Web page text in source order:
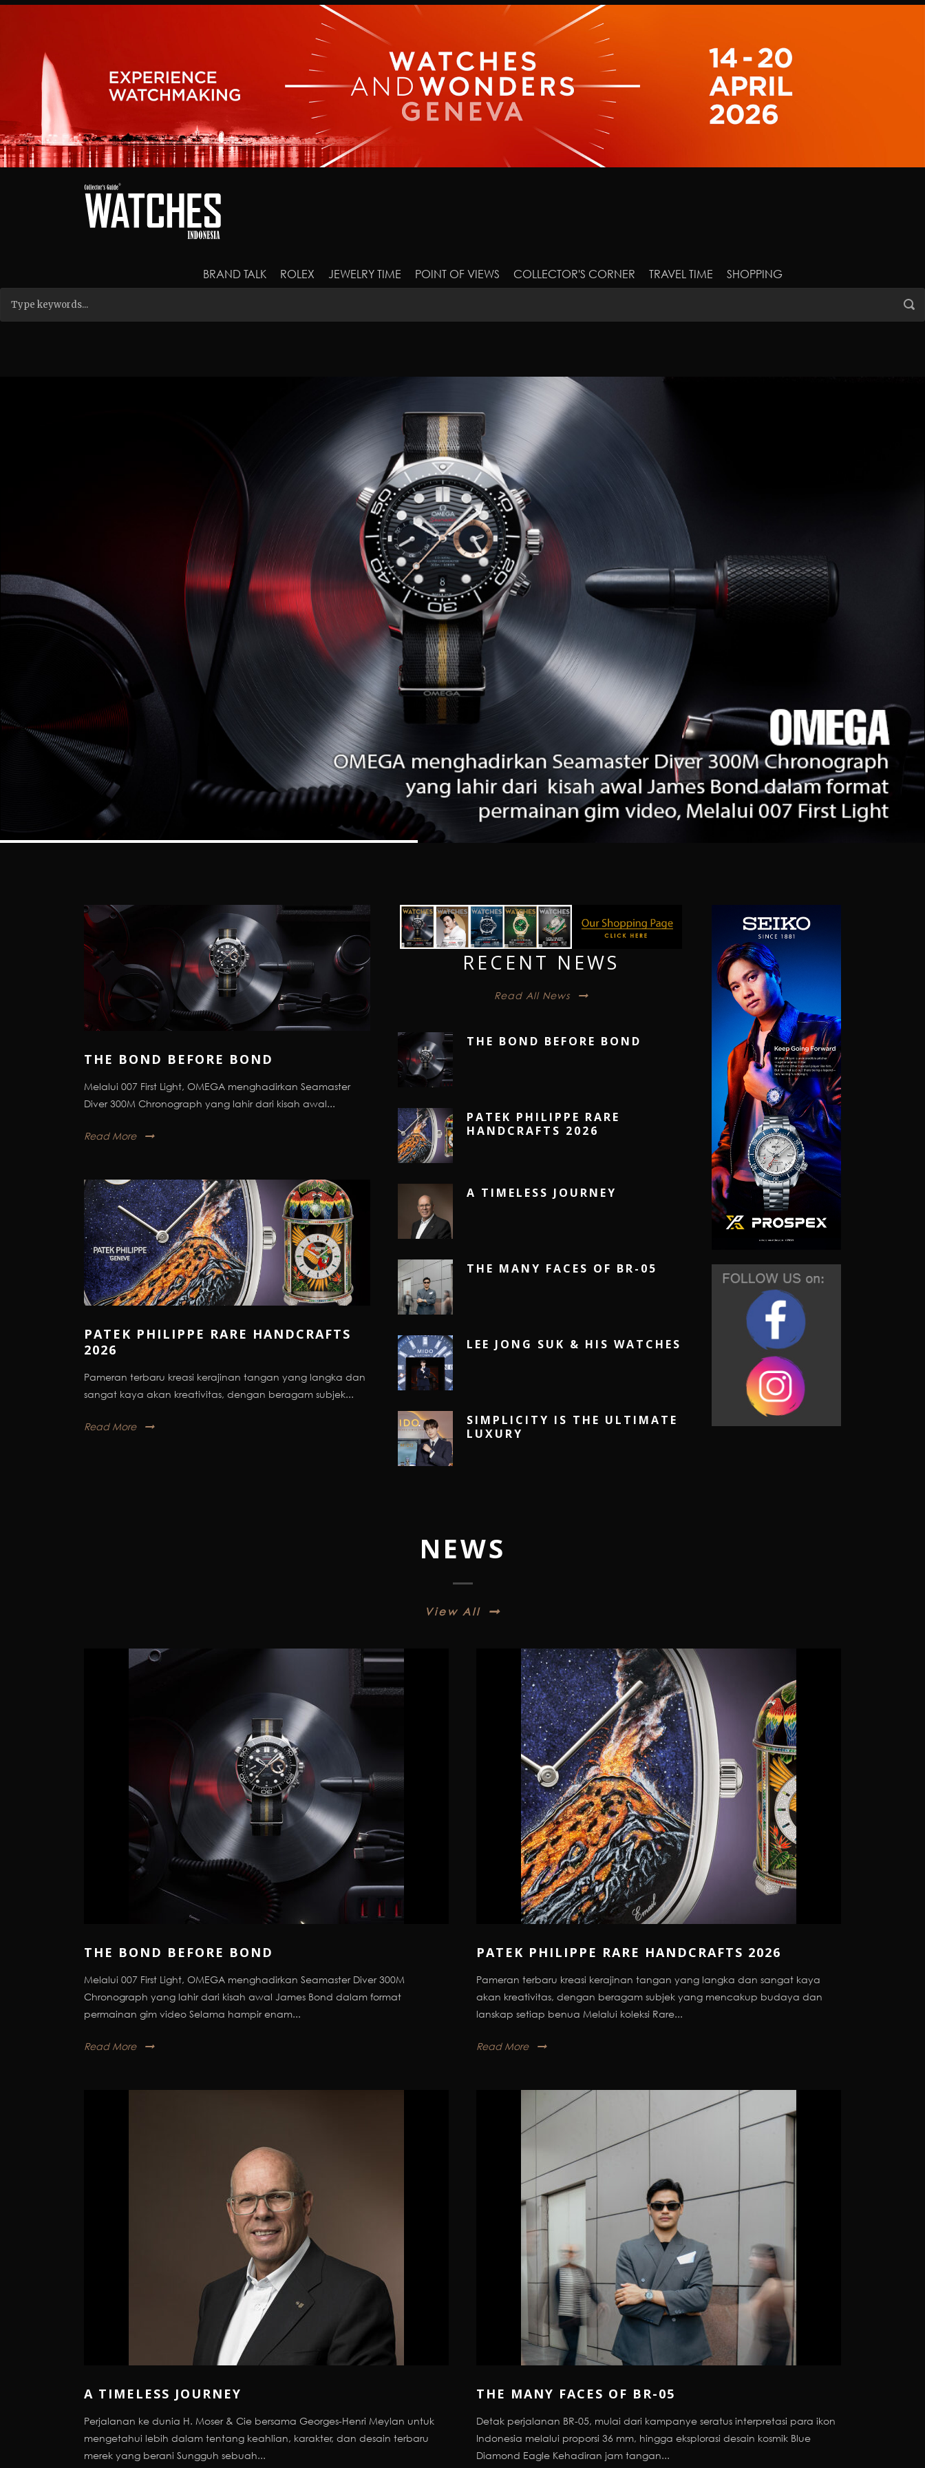
BRAND TALK ROLEX JEWELRY TIME POINT OF VIEWS COLLECTOR'S CORNER TRAVEL TIME SHOPPING
THE BOND BEFORE BOND
Melalui 007 First Light, OMEGA menghadirkan Seamaster
Diver 300M Chronograph yang lahir dari kisah awal...
Read More
PATEK PHILIPPE RARE HANDCRAFTS
2026
Pameran terbaru kreasi kerajinan tangan yang langka dan
sangat kaya akan kreativitas, dengan beragam subjek...
Read More
RECENT NEWS
Read All News
THE BOND BEFORE BOND
PATEK PHILIPPE RARE
HANDCRAFTS 2026
A TIMELESS JOURNEY
THE MANY FACES OF BR-05
LEE JONG SUK & HIS WATCHES
SIMPLICITY IS THE ULTIMATE
LUXURY
NEWS
View All
THE BOND BEFORE BOND
Melalui 007 First Light, OMEGA menghadirkan Seamaster Diver 300M
Chronograph yang lahir dari kisah awal James Bond dalam format
permainan gim video Selama hampir enam...
Read More
PATEK PHILIPPE RARE HANDCRAFTS 2026
Pameran terbaru kreasi kerajinan tangan yang langka dan sangat kaya
akan kreativitas, dengan beragam subjek yang mencakup budaya dan
lanskap setiap benua Melalui koleksi Rare...
Read More
A TIMELESS JOURNEY
Perjalanan ke dunia H. Moser & Cie bersama Georges-Henri Meylan untuk
mengetahui lebih dalam tentang keahlian, karakter, dan desain terbaru
merek yang berani Sungguh sebuah...
THE MANY FACES OF BR-05
Detak perjalanan BR-05, mulai dari kampanye seratus interpretasi para ikon
Indonesia melalui proporsi 36 mm, hingga eksplorasi desain kosmik Blue
Diamond Eagle Kehadiran jam tangan...